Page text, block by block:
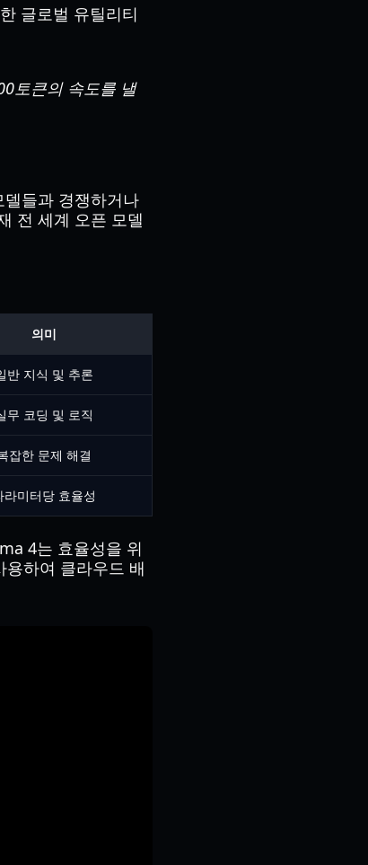
글로벌 유틸리티
토큰의 속도를 낼
들과 경쟁하거나
전 세계 오픈 모델
의미
반 지식 및 추론
무 코딩 및 로직
잡한 문제 해결
라미터당 효율성
4는 효율성을 위
하여 클라우드 배